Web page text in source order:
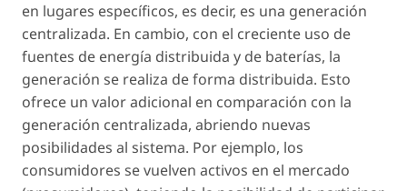
en lugares específicos, es decir, es una generación
centralizada. En cambio, con el creciente uso de
fuentes de energía distribuida y de baterías, la
generación se realiza de forma distribuida. Esto
ofrece un valor adicional en comparación con la
generación centralizada, abriendo nuevas
posibilidades al sistema. Por ejemplo, los
consumidores se vuelven activos en el mercado